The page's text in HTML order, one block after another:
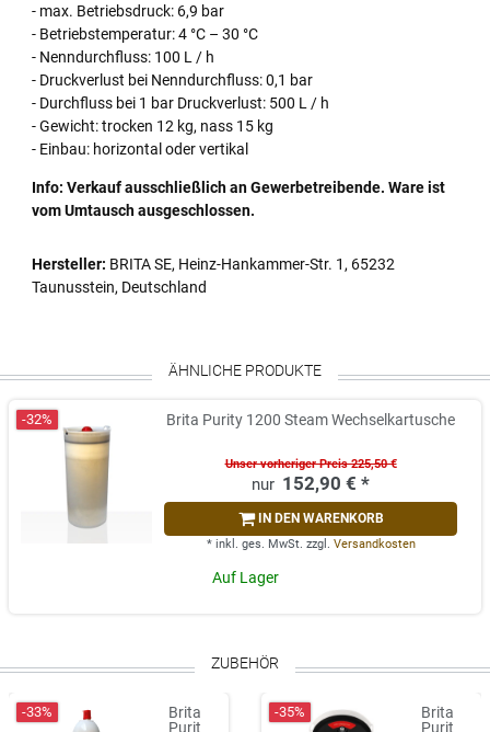
- max. Betriebsdruck: 6,9 bar
- Betriebstemperatur: 4 °C – 30 °C
- Nenndurchfluss: 100 L / h
- Druckverlust bei Nenndurchfluss: 0,1 bar
- Durchfluss bei 1 bar Druckverlust: 500 L / h
- Gewicht: trocken 12 kg, nass 15 kg
- Einbau: horizontal oder vertikal
Info: Verkauf ausschließlich an Gewerbetreibende. Ware ist
vom Umtausch ausgeschlossen.
Hersteller: BRITA SE, Heinz-Hankammer-Str. 1, 65232
Taunusstein, Deutschland
ÄHNLICHE PRODUKTE
-32% Brita Purity 1200 Steam Wechselkartusche
Unser vorheriger Preis 225,50 €
152,90 € *
IN DEN WARENKORB
* inkl. ges. MwSt. zzgl. Versandkosten
Auf Lager
ZUBEHÖR
-33%
Brita
Purit
-35%
Brita
Purit